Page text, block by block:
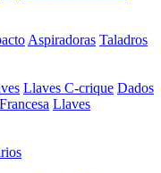
Aspiradoras Taladros
Llaves C-crique Dados
Llaves